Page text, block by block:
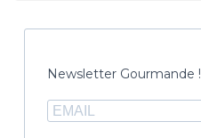
Newsletter Gourmande !